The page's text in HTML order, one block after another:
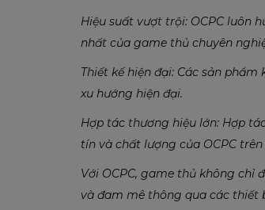
Hiệu suất vượt trội: OCPC luôn
nhất của game thủ chuyên
Thiết kế hiện đại: Các sản
xu hướng hiện đại.
Hợp tác thương hiệu lớn: Hợp
tín và chất lượng của OCPC
Với OCPC, game thủ không chỉ
và đam mê thông qua các thiết